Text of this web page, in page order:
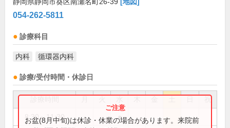
054-262-5811
診療科目
内科 循環器内科
診療/受付時間・休診日
祝
8:30～11:30 ●
お盆(8月中旬)は休診・休業の場合があります。来院前